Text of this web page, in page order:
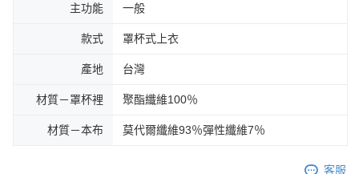
主功能 一般
款式 罩杯式上衣
產地 台灣
材質－罩杯裡 聚酯纖維100％
材質－本布 莫代爾纖維93％彈性纖維7％
客服